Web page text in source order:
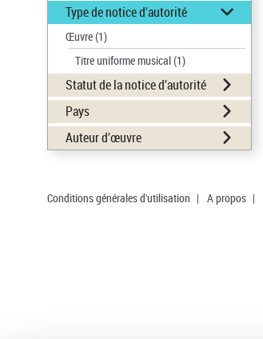
Type de notice d'autorité
Œuvre(1)
Titre uniforme musical(1)
Statut de la notice d’autorité
Pays
Auteur d’œuvre
Conditions générales d'utilisation | A propos |